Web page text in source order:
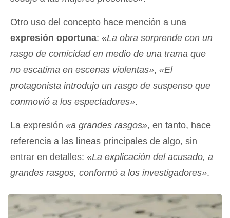
Otro uso del concepto hace mención a una
expresión oportuna: «La obra sorprende con un
rasgo de comicidad en medio de una trama que
no escatima en escenas violentas», «El
protagonista introdujo un rasgo de suspenso que
conmovió a los espectadores».
La expresión «a grandes rasgos», en tanto, hace
referencia a las líneas principales de algo, sin
entrar en detalles: «La explicación del acusado, a
grandes rasgos, conformó a los investigadores».